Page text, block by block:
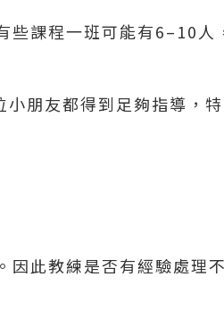
些課程一班可能有6–10人
朋友都得到足夠指導，
此教練是否有經驗處理